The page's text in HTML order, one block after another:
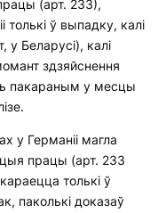
(арт. 233),
толькі ў выпадку, калі
Беларусі), калі
здзяйснення
пакараным у месцы
у Германіі магла
працы (арт. 233
толькі ў
паколькі доказаў